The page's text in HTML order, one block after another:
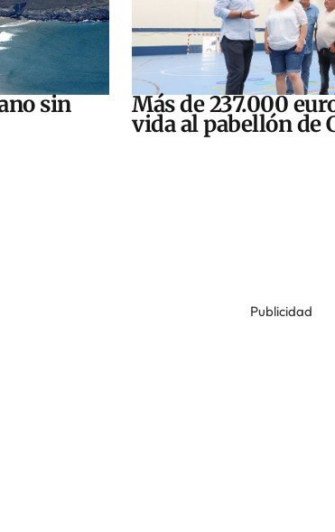
sin Más de 237.000
vida al pabellón de
Publicidad